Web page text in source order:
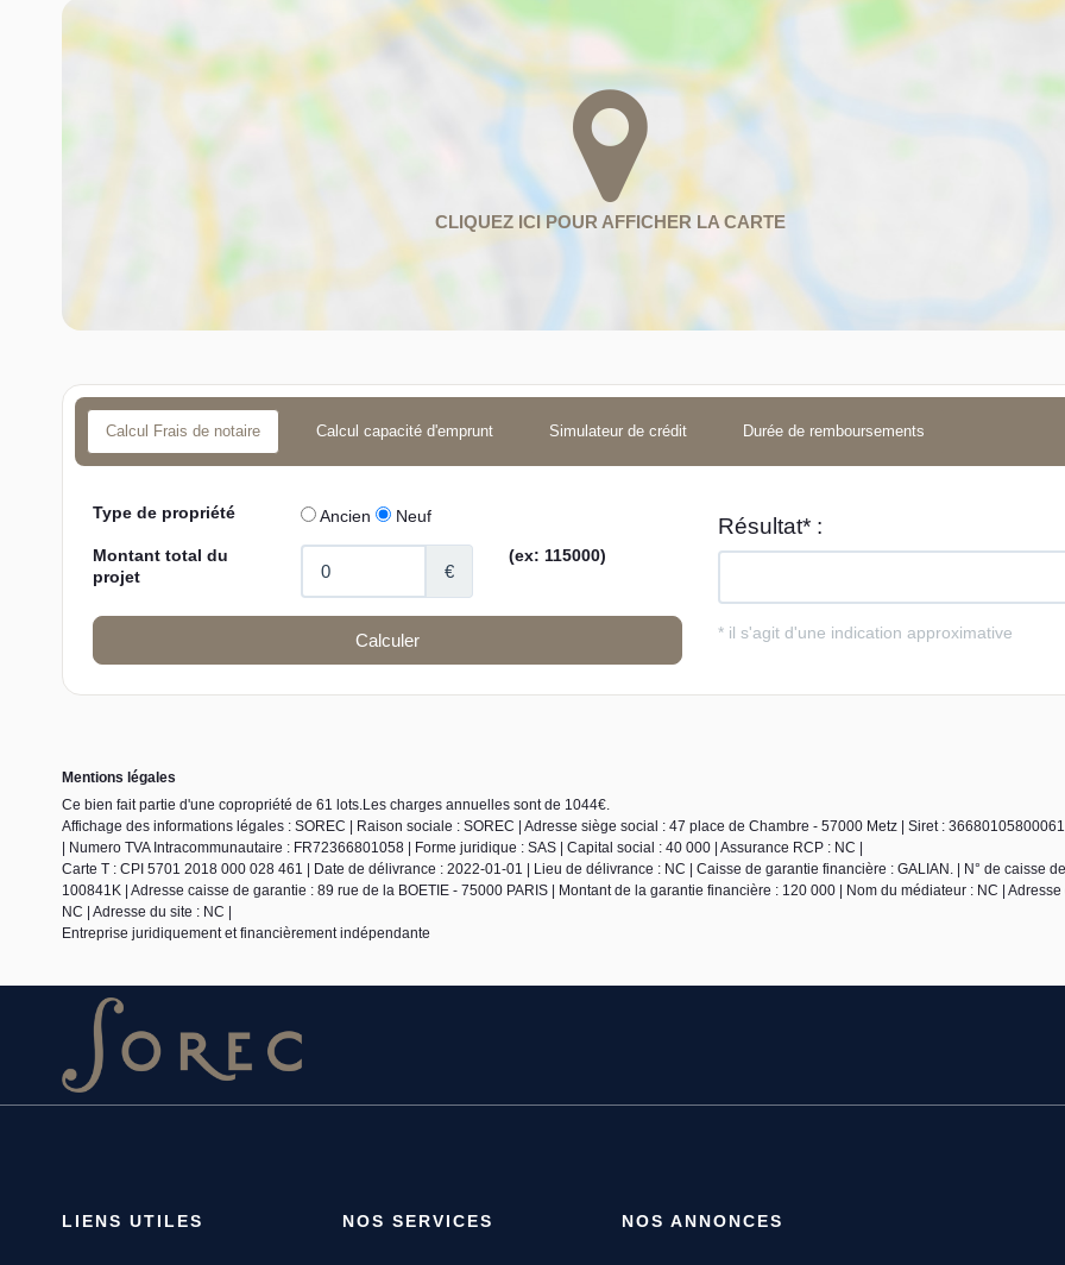
Calcul Frais de notaire Calcul capacité d'emprunt Simulateur de crédit Durée de remboursements
Mentions légales
Ce bien fait partie d'une copropriété de 61 lots.Les charges annuelles sont de 1044€.
Affichage des informations légales : SOREC | Raison sociale : SOREC | Adresse siège social : 47 place de Chambre - 57000 Metz | Siret :
| Numero TVA Intracommunautaire : FR72366801058 | Forme juridique : SAS | Capital social : 40 000 | Assurance RCP : NC |
Carte T : CPI 5701 2018 000 028 461 | Date de délivrance : 2022-01-01 | Lieu de délivrance : NC | Caisse de garantie financière : GALIAN. | N° de caisse
100841K | Adresse caisse de garantie : 89 rue de la BOETIE - 75000 PARIS | Montant de la garantie financière : 120 000 | Nom du médiateur : NC |
NC | Adresse du site : NC |
Entreprise juridiquement et financièrement indépendante
LIENS UTILES NOS SERVICES NOS ANNONCES